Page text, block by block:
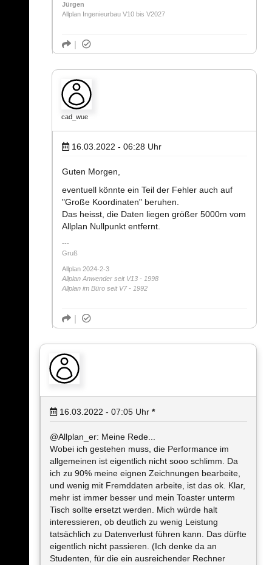
Jürgen
Allplan Ingenieurbau V10 bis V2027
cad_wue
16.03.2022 - 06:28 Uhr
Guten Morgen,
eventuell könnte ein Teil der Fehler auch auf
"Große Koordinaten" beruhen.
Das heisst, die Daten liegen größer 5000m vom
Allplan Nullpunkt entfernt.
Gruß
Allplan 2024-2-3
Allplan Anwender seit V13 - 1998
Allplan im Büro seit V7 - 1992
16.03.2022 - 07:05 Uhr *
@Allplan_er: Meine Rede...
Wobei ich gestehen muss, die Performance im
allgemeinen ist eigentlich nicht sooo schlimm. Da
ich zu 90% meine eignen Zeichnungen bearbeite,
und wenig mit Fremddaten arbeite, ist das ok. Klar,
mehr ist immer besser und mein Toaster unterm
Tisch sollte ersetzt werden. Mich würde halt
interessieren, ob deutlich zu wenig Leistung
tatsächlich zu Datenverlust führen kann. Das dürfte
eigentlich nicht passieren. (Ich denke da an
Studenten, für die ein ausreichender Rechner